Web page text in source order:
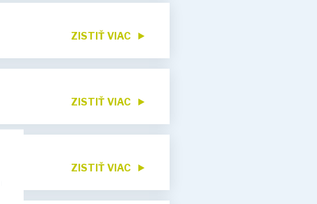
ZISTIŤ VIAC
ZISTIŤ VIAC
ZISTIŤ VIAC